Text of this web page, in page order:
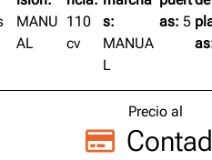
MANU
AL
110
cv
s:
MANUA
L
as: 5
Precio al